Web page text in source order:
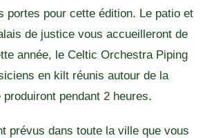
portes pour cette édition. Le patio et
de justice vous accueilleront de
année, le Celtic Orchestra Piping
en kilt réunis autour de la
pendant 2 heures.
prévus dans toute la ville que vous